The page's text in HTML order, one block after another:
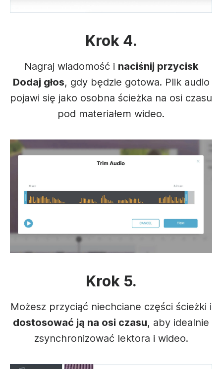
Krok 4.
Nagraj wiadomość i naciśnij przycisk
Dodaj głos, gdy będzie gotowa. Plik audio
pojawi się jako osobna ścieżka na osi czasu
pod materiałem wideo.
Krok 5.
Możesz przyciąć niechciane części ścieżki i
dostosować ją na osi czasu, aby idealnie
zsynchronizować lektora i wideo.